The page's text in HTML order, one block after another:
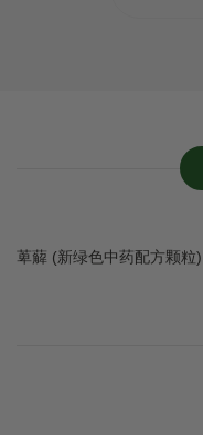
萆薢 (新绿色中药配方颗粒)